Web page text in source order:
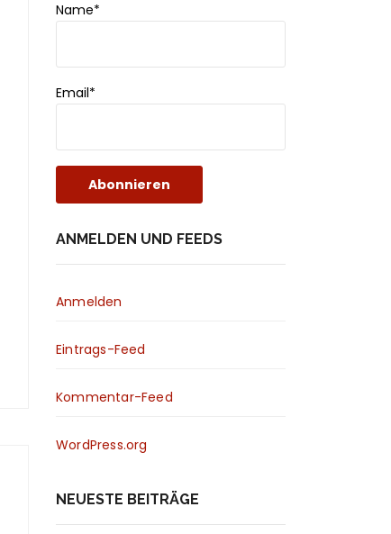
Name*
Email*
ANMELDEN UND FEEDS
Anmelden
Eintrags-Feed
Kommentar-Feed
WordPress.org
NEUESTE BEITRÄGE